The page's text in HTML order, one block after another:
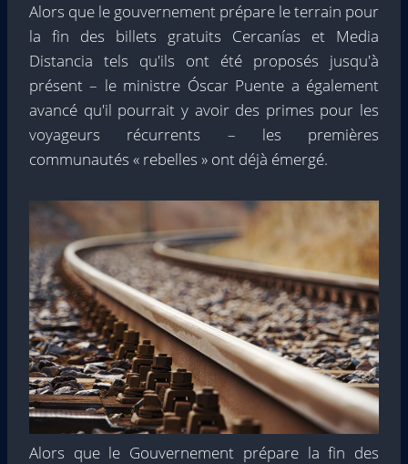
Alors que le gouvernement prépare le terrain pour
la fin des billets gratuits Cercanías et Media
Distancia tels qu'ils ont été proposés jusqu'à
présent – le ministre Óscar Puente a également
avancé qu'il pourrait y avoir des primes pour les
voyageurs récurrents – les premières
communautés « rebelles » ont déjà émergé.
Alors que le Gouvernement prépare la fin des